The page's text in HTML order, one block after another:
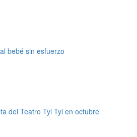
bebé sin esfuerzo
del Teatro Tyl Tyl en octubre